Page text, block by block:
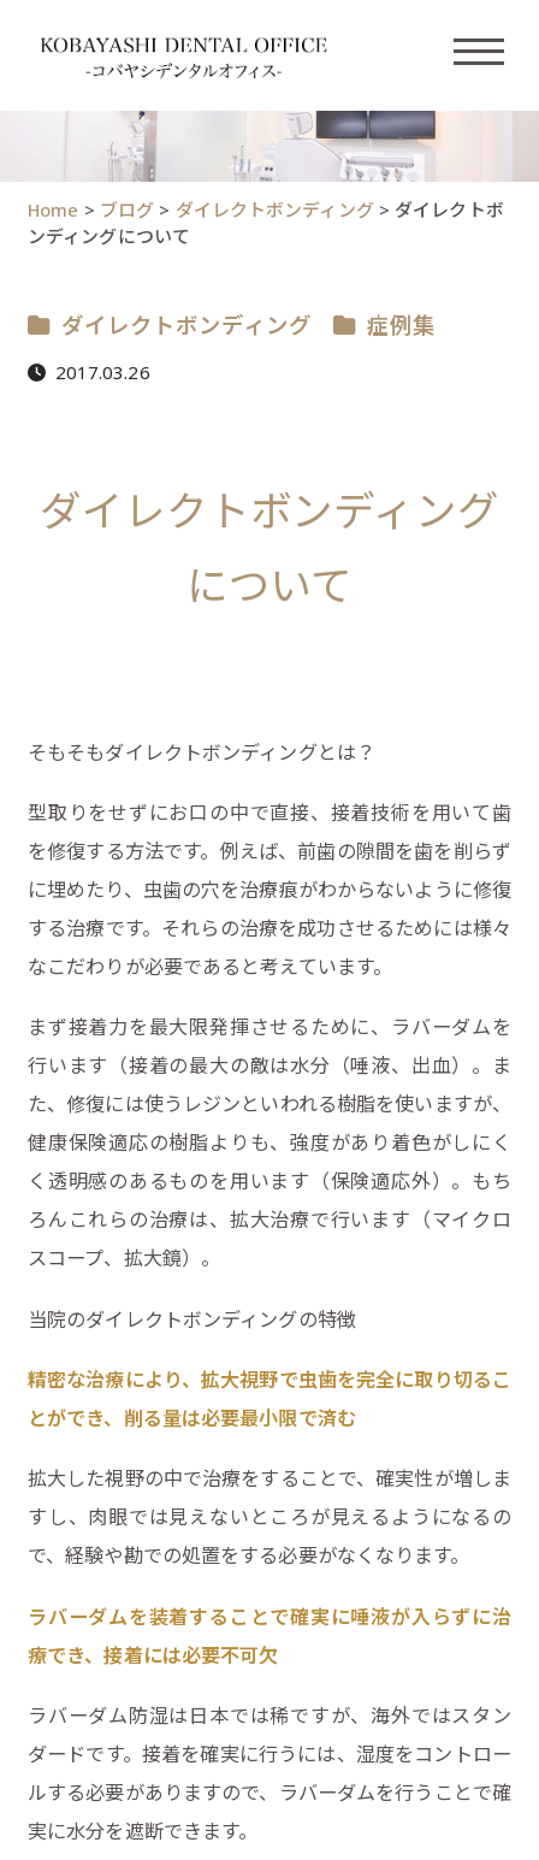
Home > ブログ > ダイレクトボンディング> ダイレクトボ
ンディングについて
ダイレクトボンディング 症例集
2017.03.26
ダイレクトボンディング
について
そもそもダイレクトボンディングとは？
型取りをせずにお口の中で直接、接着技術を用いて歯
を修復する方法です。例えば、前歯の隙間を歯を削らず
に埋めたり、虫歯の穴を治療痕がわからないように修復
する治療です。それらの治療を成功させるためには様々
なこだわりが必要であると考えています。
まず接着力を最大限発揮させるために、ラバーダムを
行います（接着の最大の敵は水分（唾液、出血）。ま
た、修復には使うレジンといわれる樹脂を使いますが、
健康保険適応の樹脂よりも、強度があり着色がしにく
く透明感のあるものを用います（保険適応外）。もち
ろんこれらの治療は、拡大治療で行います（マイクロ
スコープ、拡大鏡）。
当院のダイレクトボンディングの特徴
精密な治療により、拡大視野で虫歯を完全に取り切るこ
とができ、削る量は必要最小限で済む
拡大した視野の中で治療をすることで、確実性が増しま
すし、肉眼では見えないところが見えるようになるの
で、経験や勘での処置をする必要がなくなります。
ラバーダムを装着することで確実に唾液が入らずに治
療でき、接着には必要不可欠
ラバーダム防湿は日本では稀ですが、海外ではスタン
ダードです。接着を確実に行うには、湿度をコントロー
ルする必要がありますので、ラバーダムを行うことで確
実に水分を遮断できます。